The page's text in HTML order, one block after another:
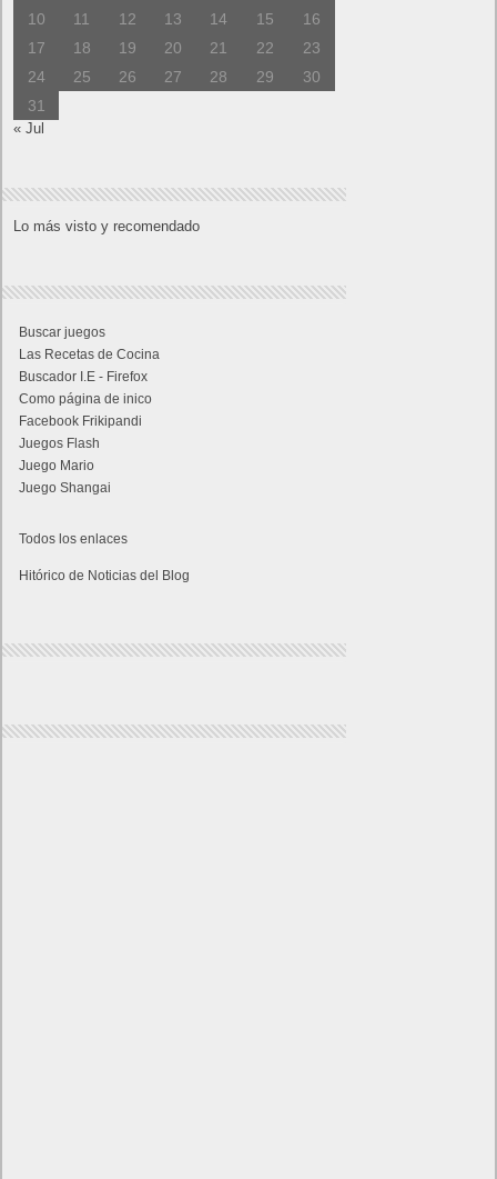
10
11 12 13 14 15
16
17
18 19 20 21 22
23
24
25 26 27 28 29
30
31
« Jul
Lo más visto y recomendado
Buscar juegos
Las Recetas de Cocina
Buscador I.E - Firefox
Como página de inico
Facebook Frikipandi
Juegos Flash
Juego Mario
Juego Shangai
Todos los enlaces
Hitórico de Noticias del Blog